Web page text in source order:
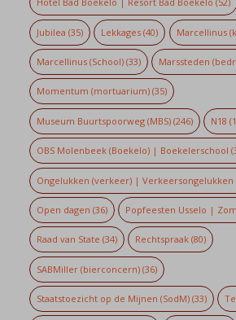
Jubilea (35) Lekkages (40) Marcellinus
Marcellinus (School)(33) Marssteden
Momentum (mortuarium)(35)
Museum Buurtspoorweg (MBS)(246) N18
OBS Molenbeek (Boekelo) | Boekelerschool
Ongelukken (verkeer) | Verkeersongelukken
Open dagen (36) Popfeesten Usselo |
Raad van State (34) Rechtspraak (80)
SABMiller (bierconcern)(36)
Staatstoezicht op de Mijnen (SodM)(33)